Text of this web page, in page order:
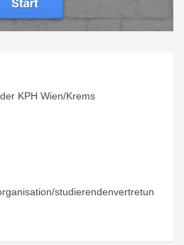
KPH Wien/Krems
studierendenvertretun